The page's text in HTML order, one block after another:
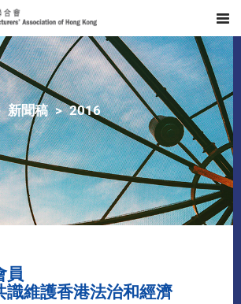
新聞稿 2016
員
識維護香港法治和經濟